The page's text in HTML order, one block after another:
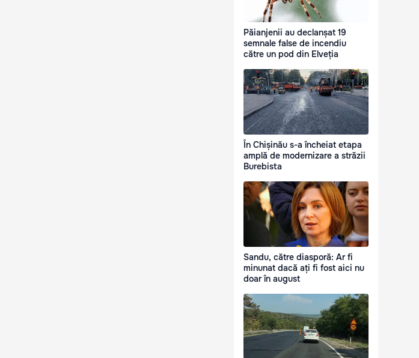
Păianjenii au declanșat 19
semnale false de incendiu
către un pod din Elveția
În Chișinău s-a încheiat etapa
amplă de modernizare a străzii
Burebista
Sandu, către diasporă: Ar fi
minunat dacă ați fi fost aici nu
doar în august